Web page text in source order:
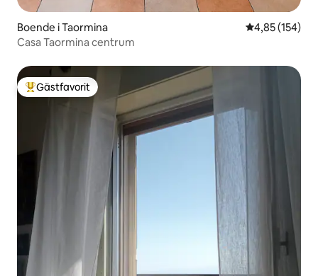
Boende i Taormina 4,85 av 5 i
4,85 (154)
Casa Taormina centrum
Populär gästfavorit
Gästfavorit